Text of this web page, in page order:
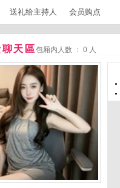
送礼给主持人 会员购点
天區包厢内人数 ： 0 人